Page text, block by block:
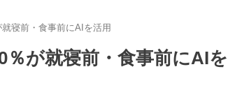
寝前・食事前にAIを活用
％が就寝前・食事前にAIを